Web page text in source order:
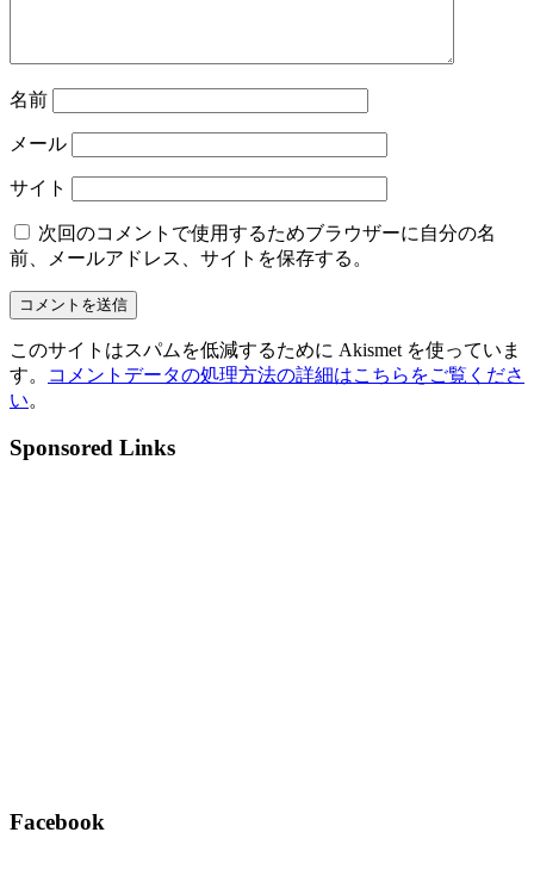
名前
メール
サイト
次回のコメントで使用するためブラウザーに自分の名
前、メールアドレス、サイトを保存する。
このサイトはスパムを低減するために Akismet を使っていま
す。
コメントデータの処理方法の詳細はこちらをご覧くださ
い。
Sponsored Links
Facebook